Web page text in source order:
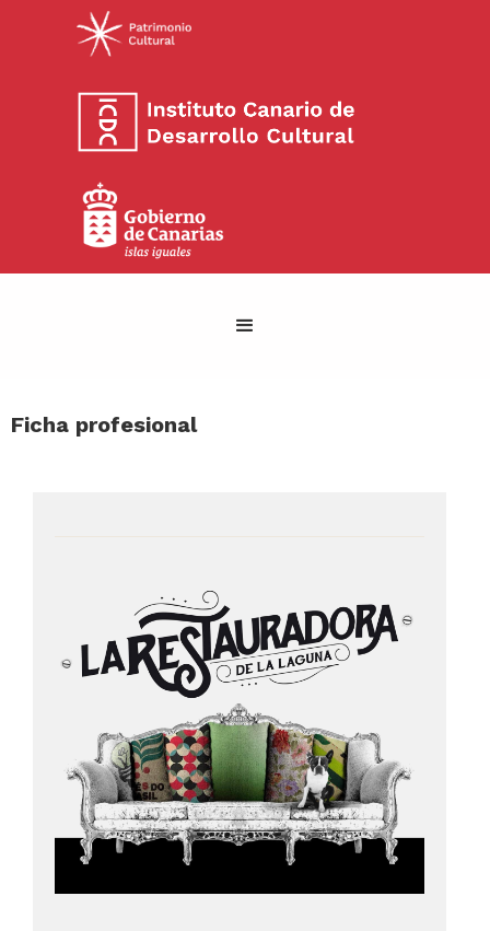
Ficha profesional